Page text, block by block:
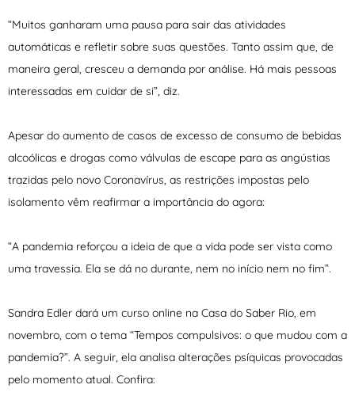
“Muitos ganharam uma pausa para sair das atividades
automáticas e refletir sobre suas questões. Tanto assim que, de
maneira geral, cresceu a demanda por análise. Há mais pessoas
interessadas em cuidar de si”, diz.
Apesar do aumento de casos de excesso de consumo de bebidas
alcoólicas e drogas como válvulas de escape para as angústias
trazidas pelo novo Coronavírus, as restrições impostas pelo
isolamento vêm reafirmar a importância do agora:
“A pandemia reforçou a ideia de que a vida pode ser vista como
uma travessia. Ela se dá no durante, nem no início nem no fim”.
Sandra Edler dará um curso online na Casa do Saber Rio, em
novembro, com o tema “Tempos compulsivos: o que mudou com a
pandemia?”. A seguir, ela analisa alterações psíquicas provocadas
pelo momento atual. Confira: